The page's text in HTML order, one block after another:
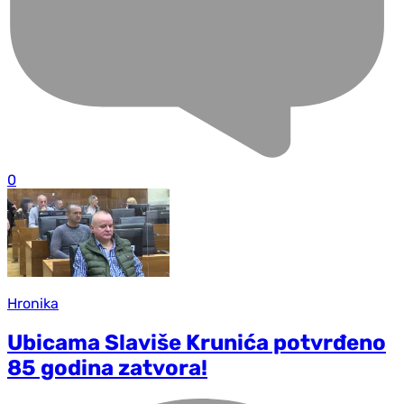
0
Hronika
Ubicama Slaviše Krunića potvrđeno
85 godina zatvora!